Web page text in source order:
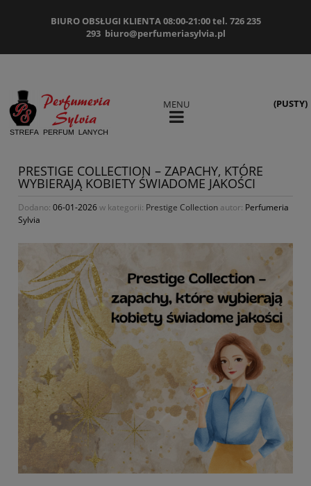
BIURO OBSŁUGI KLIENTA 08:00-21:00 tel. 726 235
293 biuro@perfumeriasylvia.pl
(PUSTY)
MENU
PRESTIGE COLLECTION – ZAPACHY, KTÓRE
WYBIERAJĄ KOBIETY ŚWIADOME JAKOŚCI
Dodano: 06-01-2026w kategorii: Prestige Collection autor: Perfumeria
Sylvia